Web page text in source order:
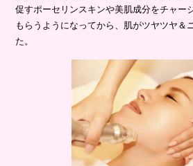
促すポーセリンスキンや美肌成分をチャー
もらうようになってから、肌がツヤツヤ＆
た。